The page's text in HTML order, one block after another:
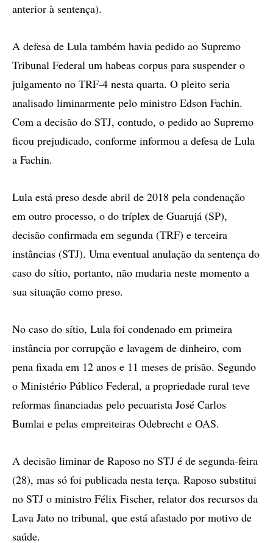
anterior à sentença).
A defesa de Lula também havia pedido ao Supremo
Tribunal Federal um habeas corpus para suspender o
julgamento no TRF-4 nesta quarta. O pleito seria
analisado liminarmente pelo ministro Edson Fachin.
Com a decisão do STJ, contudo, o pedido ao Supremo
ficou prejudicado, conforme informou a defesa de Lula
a Fachin.
Lula está preso desde abril de 2018 pela condenação
em outro processo, o do tríplex de Guarujá (SP),
decisão confirmada em segunda (TRF) e terceira
instâncias (STJ). Uma eventual anulação da sentença do
caso do sítio, portanto, não mudaria neste momento a
sua situação como preso.
No caso do sítio, Lula foi condenado em primeira
instância por corrupção e lavagem de dinheiro, com
pena fixada em 12 anos e 11 meses de prisão. Segundo
o Ministério Público Federal, a propriedade rural teve
reformas financiadas pelo pecuarista José Carlos
Bumlai e pelas empreiteiras Odebrecht e OAS.
A decisão liminar de Raposo no STJ é de segunda-feira
(28), mas só foi publicada nesta terça. Raposo substitui
no STJ o ministro Félix Fischer, relator dos recursos da
Lava Jato no tribunal, que está afastado por motivo de
saúde.